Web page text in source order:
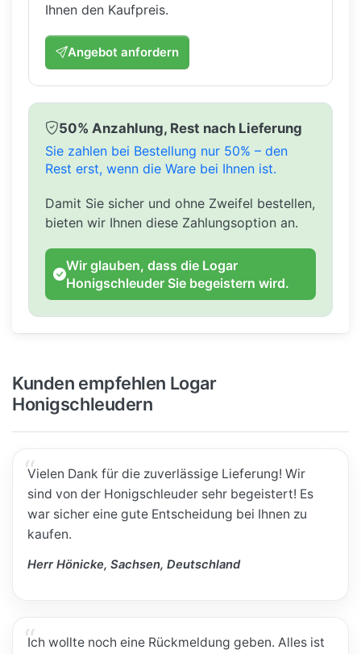
Ihnen den Kaufpreis.
Angebot anfordern
50% Anzahlung, Rest nach Lieferung
Sie zahlen bei Bestellung nur 50% – den
Rest erst, wenn die Ware bei Ihnen ist.
Damit Sie sicher und ohne Zweifel bestellen,
bieten wir Ihnen diese Zahlungsoption an.
Wir glauben, dass die Logar
Honigschleuder Sie begeistern wird.
Kunden empfehlen Logar
Honigschleudern
Vielen Dank für die zuverlässige Lieferung! Wir
sind von der Honigschleuder sehr begeistert! Es
war sicher eine gute Entscheidung bei Ihnen zu
kaufen.
Herr Hönicke, Sachsen, Deutschland
Ich wollte noch eine Rückmeldung geben. Alles ist